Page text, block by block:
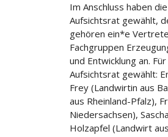
Im Anschluss haben
Aufsichtsrat gewählt,
gehören ein*e
Fachgruppen
und Entwicklung an.
Aufsichtsrat gewählt:
Frey (Landwirtin aus
aus Rheinland-Pfalz),
Niedersachsen),
Holzapfel (Landwirt